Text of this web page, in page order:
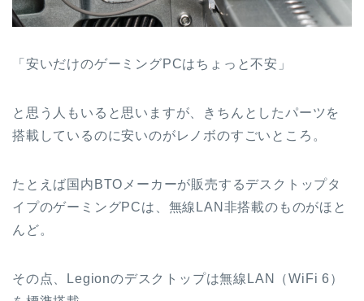
「安いだけのゲーミングPCはちょっと不安」
と思う人もいると思いますが、きちんとしたパーツを
搭載しているのに安いのがレノボのすごいところ。
たとえば国内BTOメーカーが販売するデスクトップタ
イプのゲーミングPCは、無線LAN非搭載のものがほと
んど。
その点、Legionのデスクトップは無線LAN（WiFi 6）